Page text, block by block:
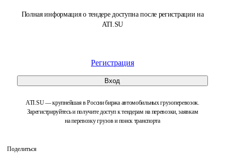
Полная информация о тендере доступна после регистрации на
ATI.SU
Регистрация
Вход
ATI.SU — крупнейшая в России биржа автомобильных грузоперевозок.
Зарегистрируйтесь и получите доступ к тендерам на перевозки, заявкам
на перевозку грузов и поиск транспорта
Поделиться